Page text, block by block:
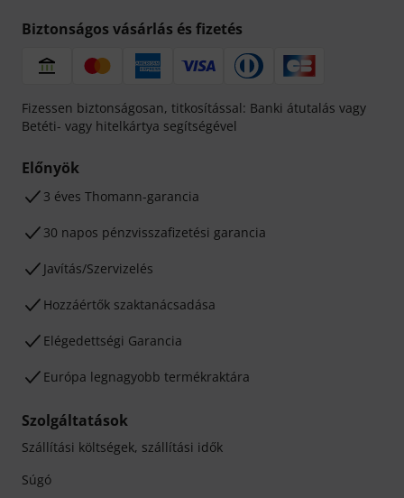
Biztonságos vásárlás és fizetés
Fizessen biztonságosan, titkosítással: Banki átutalás vagy
Betéti- vagy hitelkártya segítségével
Előnyök
3 éves Thomann-garancia
30 napos pénzvisszafizetési garancia
Javítás/Szervizelés
Hozzáértők szaktanácsadása
Elégedettségi Garancia
Európa legnagyobb termékraktára
Szolgáltatások
Szállítási költségek, szállítási idők
Súgó